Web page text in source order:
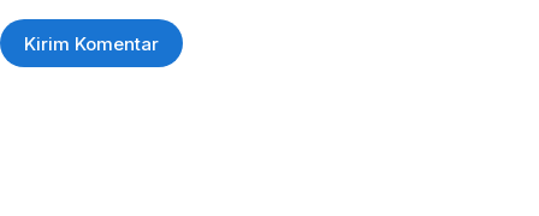
Kirim Komentar